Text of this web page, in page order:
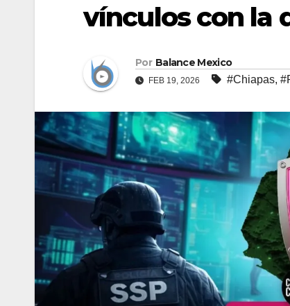
vínculos con la
Por Balance Mexico
FEB 19, 2026 #Chiapas,